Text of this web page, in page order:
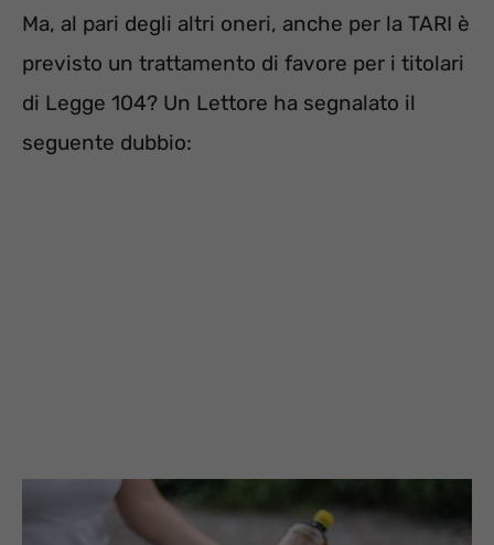
Ma, al pari degli altri oneri, anche per la TARI è
previsto un trattamento di favore per i titolari
di Legge 104? Un Lettore ha segnalato il
seguente dubbio: